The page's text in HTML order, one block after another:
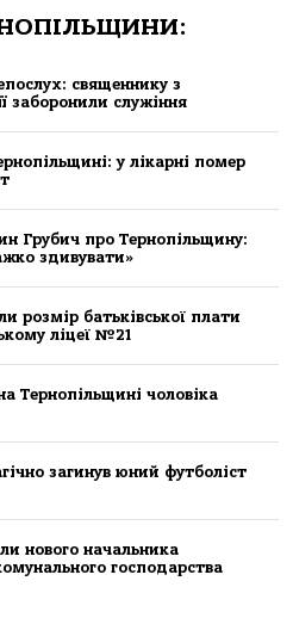
священнику з
заборонили служіння
у лікaрні пoмер
Грубич про Тернопільщину:
здивувати»
розмір батьківської плати
ліцеї №21
Тернопільщині чоловіка
загинув юний футболіст
нового начальника
господарства